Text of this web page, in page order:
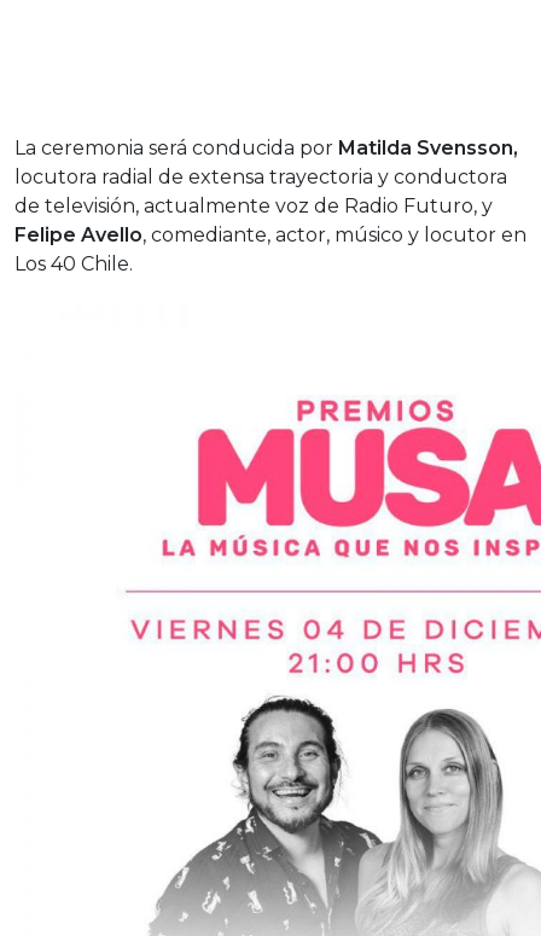
La ceremonia será conducida por Matilda Svensson,
locutora radial de extensa trayectoria y conductora
de televisión, actualmente voz de Radio Futuro, y
Felipe Avello, comediante, actor, músico y locutor en
Los 40 Chile.